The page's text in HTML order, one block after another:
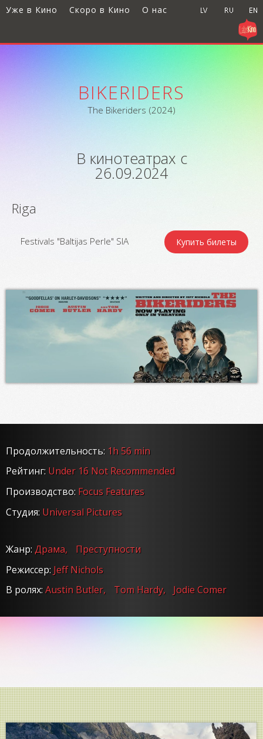
Уже в Кино Скоро в Кино О нас
BIKERIDERS
The Bikeriders (2024)
В кинотеатрах с
26.09.2024
Riga
Festivals "Baltijas Perle" SIA Купить билеты
Продолжительность: 1h 56 min
Рейтинг:Under 16 Not Recommended
Производство: Focus Features
Студия:Universal Pictures
Жанр:Драма, Преступности
Режиссер: Jeff Nichols
В ролях:Austin Butler, Tom Hardy, Jodie Comer